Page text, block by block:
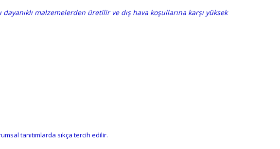
malzemelerden üretilir ve dış hava koşullarına karşı yüksek
tanıtımlarda sıkça tercih edilir.